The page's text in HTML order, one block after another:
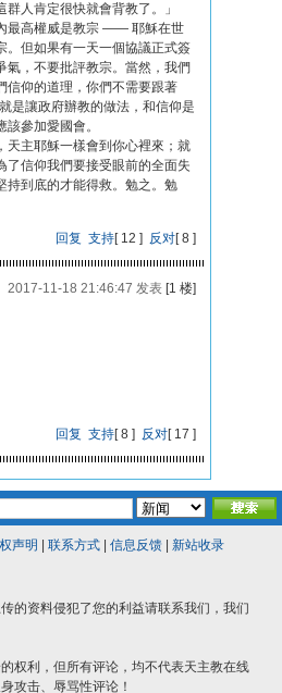
人肯定很快就會背教了。」
最高權威是教宗 ―― 耶穌在世
。但如果有一天一個協議正式簽
氣，不要批評教宗。當然，我們
信仰的道理，你們不需要跟著
是讓政府辦教的做法，和信仰是
參加愛國會。
天主耶穌一樣會到你心裡來；就
了信仰我們要接受眼前的全面失
持到底的才能得救。勉之。勉
回复 支持[12 ] 反对[8 ]
2017-11-18 21:46:47 发表[1 楼]
回复 支持[8 ] 反对[17 ]
声明 联系方式| 信息反馈| 新站收录
的资料侵犯了您的利益请联系我们，我们
权利，但所有评论，均不代表天主教在线
攻击、辱骂性评论！